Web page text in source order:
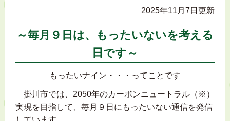
2025年11月7日更新
～毎月９日は、もったいないを考える
日です～
もったいナイン・・・ってことです
掛川市では、2050年のカーボンニュートラル（※）
実現を目指して、毎月９日にもったいない通信を発信